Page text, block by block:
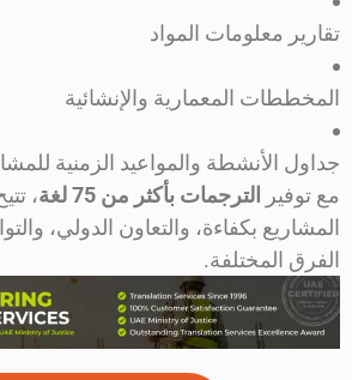
تقارير معلومات المواد
المخططات المعمارية والإنشائية
جداول الأنشطة والمواعيد الزمنية
مع توفير
الترجمات بأكثر من 75 لغة ،
المشاريع بكفاءة، والتعاون الدولي،
الفرق المختلفة.